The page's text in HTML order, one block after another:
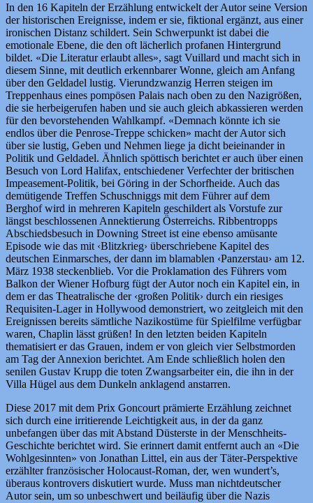
In den 16 Kapiteln der Erzählung entwickelt der Autor seine Version
der historischen Ereignisse, indem er sie, fiktional ergänzt, aus einer
ironischen Distanz schildert. Sein Schwerpunkt ist dabei die
emotionale Ebene, die den oft lächerlich profanen Hintergrund
bildet. «Die Literatur erlaubt alles», sagt Vuillard und macht sich in
diesem Sinne, mit deutlich erkennbarer Wonne, gleich am Anfang
über den Geldadel lustig. Vierundzwanzig Herren steigen im
Treppenhaus eines pompösen Palais nach oben zu den Nazigrößen,
die sie herbeigerufen haben und sie auch gleich abkassieren werden
für den bevorstehenden Wahlkampf. «Demnach könnte ich sie
endlos über die Penrose-Treppe schicken» macht der Autor sich
über sie lustig, Geben und Nehmen liege ja dicht beieinander in
Politik und Geldadel. Ähnlich spöttisch berichtet er auch über einen
Besuch von Lord Halifax, entschiedener Verfechter der britischen
Impeasement-Politik, bei Göring in der Schorfheide. Auch das
demütigende Treffen Schuschniggs mit dem Führer auf dem
Berghof wird in mehreren Kapiteln geschildert als Vorstufe zur
längst beschlossenen Annektierung Österreichs. Ribbentropps
Abschiedsbesuch in Downing Street ist eine ebenso amüsante
Episode wie das mit ‹Blitzkrieg› überschriebene Kapitel des
deutschen Einmarsches, der dann im blamablen ‹Panzerstau› am 12.
März 1938 steckenblieb. Vor die Proklamation des Führers vom
Balkon der Wiener Hofburg fügt der Autor noch ein Kapitel ein, in
dem er das Theatralische der ‹großen Politik› durch ein riesiges
Requisiten-Lager in Hollywood demonstriert, wo zeitgleich mit den
Ereignissen bereits sämtliche Nazikostüme für Spielfilme verfügbar
waren, Chaplin lässt grüßen! In den letzten beiden Kapiteln
thematisiert er das Grauen, indem er von gleich vier Selbstmorden
am Tag der Annexion berichtet. Am Ende schließlich holen den
senilen Gustav Krupp die toten Zwangsarbeiter ein, die ihn in der
Villa Hügel aus dem Dunkeln anklagend anstarren.
Diese 2017 mit dem Prix Goncourt prämierte Erzählung zeichnet
sich durch eine irritierende Leichtigkeit aus, in der da ganz
unbefangen über das mit Abstand Düsterste in der Menschheits-
Geschichte berichtet wird. Sie erinnert damit entfernt auch an «Die
Wohlgesinnten» von Jonathan Littel, ein aus der Täter-Perspektive
erzählter französischer Holocaust-Roman, der, wen wundert’s,
überaus kontrovers diskutiert wurde. Muss man nichtdeutscher
Autor sein, um so unbeschwert und beiläufig über die Nazis